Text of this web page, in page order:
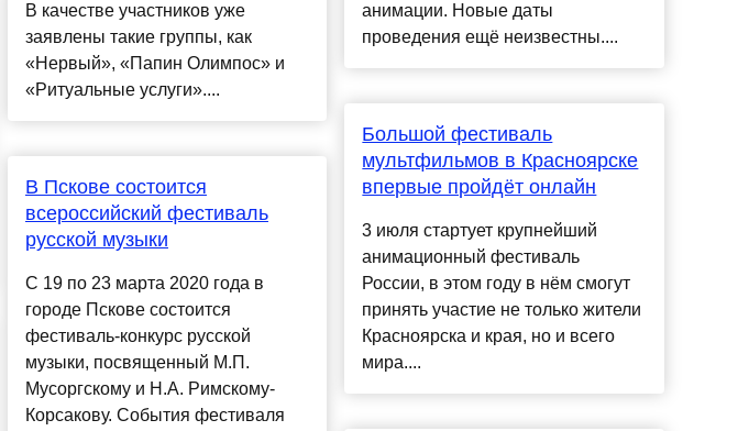
В качестве участников уже
заявлены такие группы, как
«Нервый», «Папин Олимпос» и
«Ритуальные услуги»....
В Пскове состоится
всероссийский фестиваль
русской музыки
С 19 по 23 марта 2020 года в
городе Пскове состоится
фестиваль-конкурс русской
музыки, посвященный М.П.
Мусоргскому и Н.А. Римскому-
Корсакову. События фестиваля
анимации. Новые даты
проведения ещё неизвестны....
Большой фестиваль
мультфильмов в Красноярске
впервые пройдёт онлайн
3 июля стартует крупнейший
анимационный фестиваль
России, в этом году в нём смогут
принять участие не только жители
Красноярска и края, но и всего
мира....